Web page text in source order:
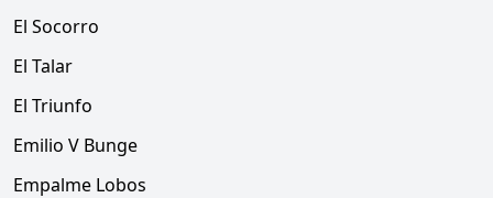
El Socorro
El Talar
El Triunfo
Emilio V Bunge
Empalme Lobos